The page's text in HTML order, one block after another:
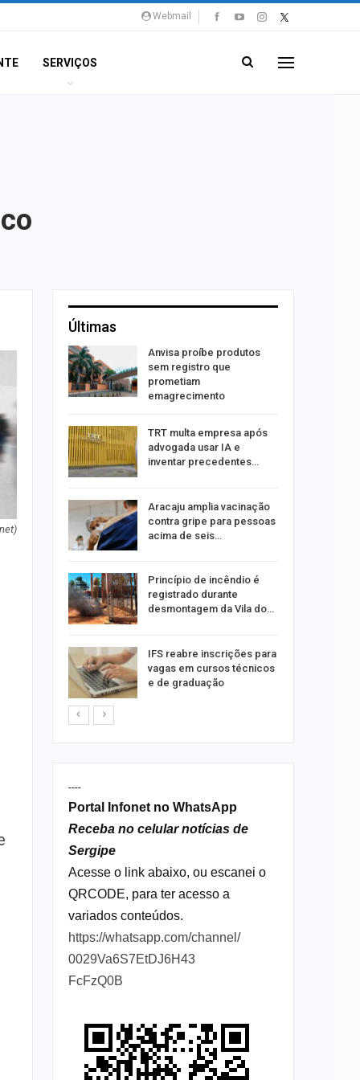
Webmail
SERVIÇOS
Últimas
dos…
Anvisa proíbe produtos
sem registro que
prometiam
emagrecimento
TRT multa empresa após
advogada usar IA e
inventar precedentes…
Aracaju amplia vacinação
contra gripe para pessoas
acima de seis…
Princípio de incêndio é
registrado durante
desmontagem da Vila do…
IFS reabre inscrições para
vagas em cursos técnicos
e de graduação
----
Portal Infonet no WhatsApp
Receba no celular notícias de
Sergipe
Acesse o link abaixo, ou escanei o
QRCODE, para ter acesso a
variados conteúdos.
https://whatsapp.com/channel/
0029Va6S7EtDJ6H43
FcFzQ0B